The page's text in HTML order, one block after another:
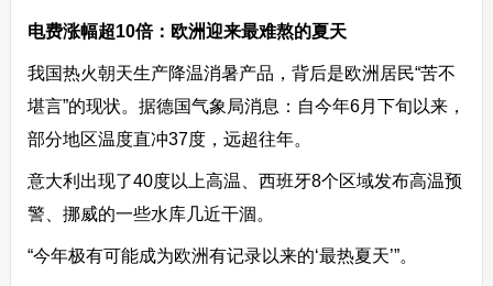
电费涨幅超10倍：欧洲迎来最难熬的夏天
我国热火朝天生产降温消暑产品，背后是欧洲居民“苦不
堪言”的现状。据德国气象局消息：自今年6月下旬以来，
部分地区温度直冲37度，远超往年。
意大利出现了40度以上高温、西班牙8个区域发布高温预
警、挪威的一些水库几近干涸。
“今年极有可能成为欧洲有记录以来的‘最热夏天’”。